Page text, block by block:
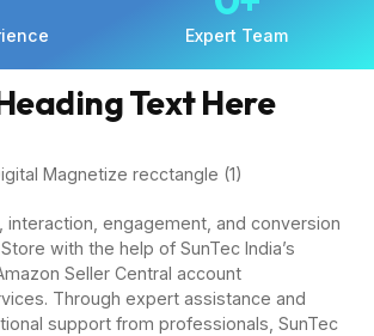
Expert Team
Text Here
interaction, engagement, and conversion
with the help of SunTec India’s
Seller Central account
Through expert assistance and
support from professionals, SunTec